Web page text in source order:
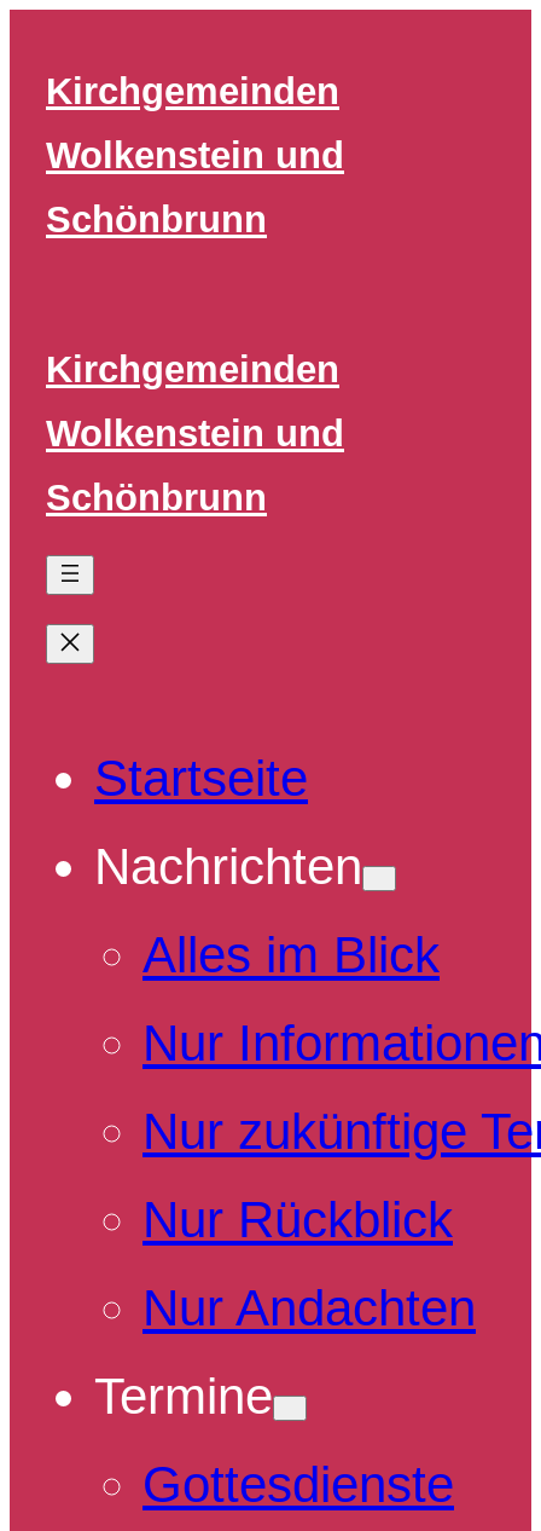
springen
Kirchgemeinden
Wolkenstein und
Schönbrunn
Kirchgemeinden
Wolkenstein und
Schönbrunn
Startseite
Nachrichten
Alles im Blick
Nur
Nur zukünftige
Nur Rückblick
Nur Andachten
Termine
Gottesdienste